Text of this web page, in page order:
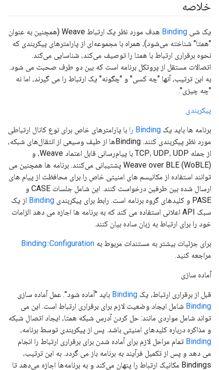
خلاصه
یک شی Binding
هدف مورد نظر یک ارتباط Weave (همچنین به عنوان
"همتا" شناخته می‌شود)، همراه با مجموعه‌ای از پارامترهای پیکربندی که
نحوه برقراری ارتباط با همتا را توصیف می‌کند، شناسایی می‌کند.
اتصالات مستقل از پروتکل برنامه است که بین دو طرف صحبت می شود.
به این ترتیب، آنها "چه کسی" و "چگونه" یک ارتباط را می گیرند، اما نه
"چه چیزی".
پیکربندی
برنامه ها باید یک Binding را
با پارامترهای خاص برای نوع کانال ارتباطی
مورد نظر پیکربندی کنند. Bindingها از طیف وسیعی از انتقال‌های شبکه،
از جمله TCP، UDP، UDP با پیام‌رسانی قابل اعتماد Weave، و
Weave over BLE (WoBLE) پشتیبانی می‌کنند. برنامه ها همچنین می
توانند استفاده از مکانیسم های امنیتی خاص را برای محافظت از پیام های
ارسال شده بین طرفین درخواست کنند. این شامل جلسات CASE و
PASE و کلیدهای گروه برنامه است. رابط برای پیکربندی
Binding از یک
سبک API اعلانی استفاده می کند که به برنامه ها اجازه می دهد الزامات
خود را برای ارتباط به زبان ساده بیان کنند.
برای جزئیات بیشتر به مستندات مربوط به Binding::Configuration
مراجعه کنید.
آماده سازی
قبل از برقراری ارتباط، یک Binding باید "آماده شود". عمل آماده سازی
Binding شامل ایجاد وضعیت لازم برای برقراری ارتباط است. این می
تواند شامل مواردی مانند: حل کردن آدرس شبکه همتا، ایجاد اتصال شبکه
و مذاکره درباره کلیدهای امنیتی باشد. پس از پیکربندی توسط برنامه،
Binding تمام مراحل لازم برای آماده شدن برای برقراری ارتباط را انجام
می دهد و پس از تکمیل فرآیند به برنامه باز می گردد. به این ترتیب،
Bindings مکانیک ارتباط را پنهان می‌کند و به برنامه‌ها اجازه می‌دهد تا